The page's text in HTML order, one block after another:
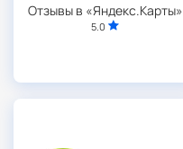
Отзывы в «Яндекс.Карты»
5.0